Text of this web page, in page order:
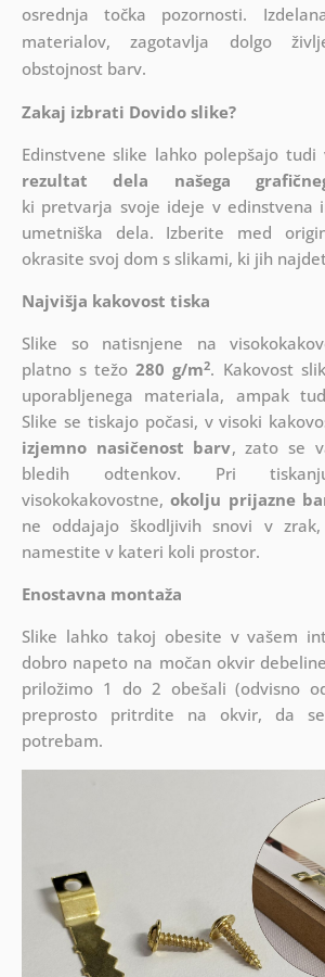
osrednja točka pozornosti.
materialov, zagotavlja dolgo
obstojnost barv.
Zakaj izbrati Dovido slike?
Edinstvene slike lahko polepšajo tudi
rezultat dela našega
ki pretvarja svoje ideje v edinstvena
umetniška dela. Izberite med
okrasite svoj dom s slikami, ki jih
Najvišja kakovost tiska
Slike so natisnjene na
platno s težo280 g/m2. Kakovost
uporabljenega materiala, ampak
Slike se tiskajo počasi, v visoki
izjemno nasičenost barv, zato se
bledih odtenkov. Pri
visokokakovostne,okolju prijazne
ne oddajajo škodljivih snovi v
namestite v kateri koli prostor.
Enostavna montaža
Slike lahko takoj obesite v vašem
dobro napeto na močan okvir
priložimo 1 do 2 obešali (odvisno
preprosto pritrdite na okvir, da
potrebam.